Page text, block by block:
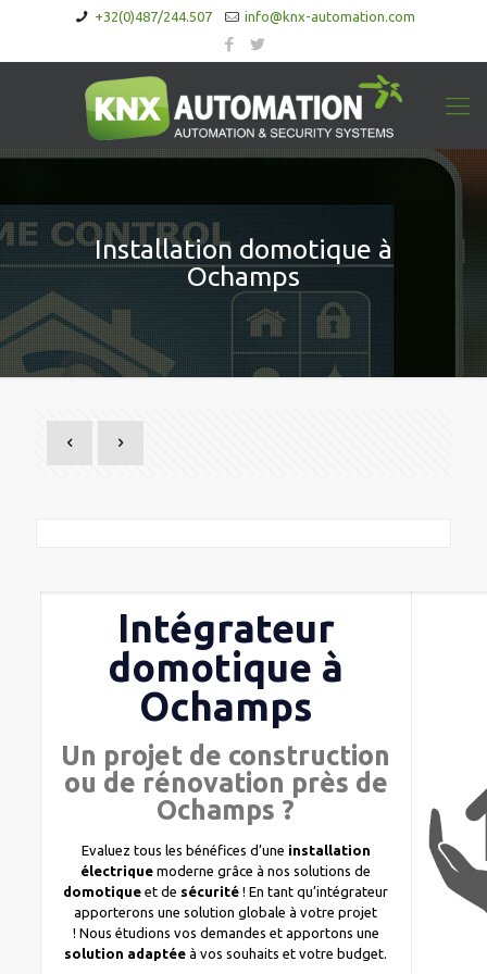
+32(0)487/244.507 info@knx-automation.com
Installation domotique à
Ochamps
Intégrateur
domotique à
Ochamps
Un projet de construction
ou de rénovation près de
Ochamps ?
Evaluez tous les bénéfices d’une installation
électrique moderne grâce à nos solutions de
domotique et de sécurité ! En tant qu’intégrateur
apporterons une solution globale à votre projet
! Nous étudions vos demandes et apportons une
solution adaptéeà vos souhaits et votre budget.